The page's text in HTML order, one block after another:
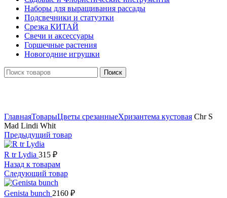
Наборы для выращивания рассады
Подсвечники и статуэтки
Срезка КИТАЙ
Свечи и аксессуары
Горшечные растения
Новогодние игрушки
Поиск
ГлавнаяТоварыЦветы срезанныеХризантема кустовая Chr S
Mad Lindi Whit
Предыдущий товар
R tr Lydia 315 ₽
Назад к товарам
Следующий товар
Genista bunch 2160 ₽